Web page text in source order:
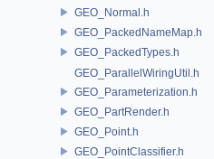
GEO_Normal.h
GEO_PackedNameMap.h
GEO_PackedTypes.h
GEO_ParallelWiringUtil.h
GEO_Parameterization.h
GEO_PartRender.h
GEO_Point.h
GEO_PointClassifier.h